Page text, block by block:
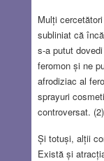
Mulți
subliniat că
s-a putut
feromon și ne
afrodiziac al
sprayuri
controversat. (2)
Și totuși, alții
Există și